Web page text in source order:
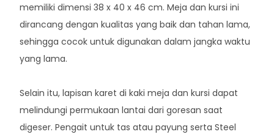
memiliki dimensi 38 x 40 x 46 cm. Meja dan kursi ini
dirancang dengan kualitas yang baik dan tahan lama,
sehingga cocok untuk digunakan dalam jangka waktu
yang lama.
Selain itu, lapisan karet di kaki meja dan kursi dapat
melindungi permukaan lantai dari goresan saat
digeser. Pengait untuk tas atau payung serta Steel